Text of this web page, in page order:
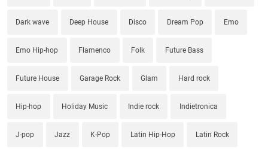
Dark wave Deep House Disco Dream Pop Emo
Emo Hip-hop Flamenco Folk Future Bass
Future House Garage Rock Glam Hard rock
Hip-hop Holiday Music Indie rock Indietronica
J-pop Jazz K-Pop Latin Hip-Hop Latin Rock